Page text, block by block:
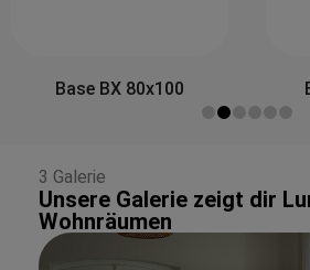
Base BX 80x100
3 Galerie
Unsere Galerie zeigt dir
Wohnräumen